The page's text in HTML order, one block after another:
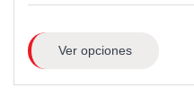
Ver opciones